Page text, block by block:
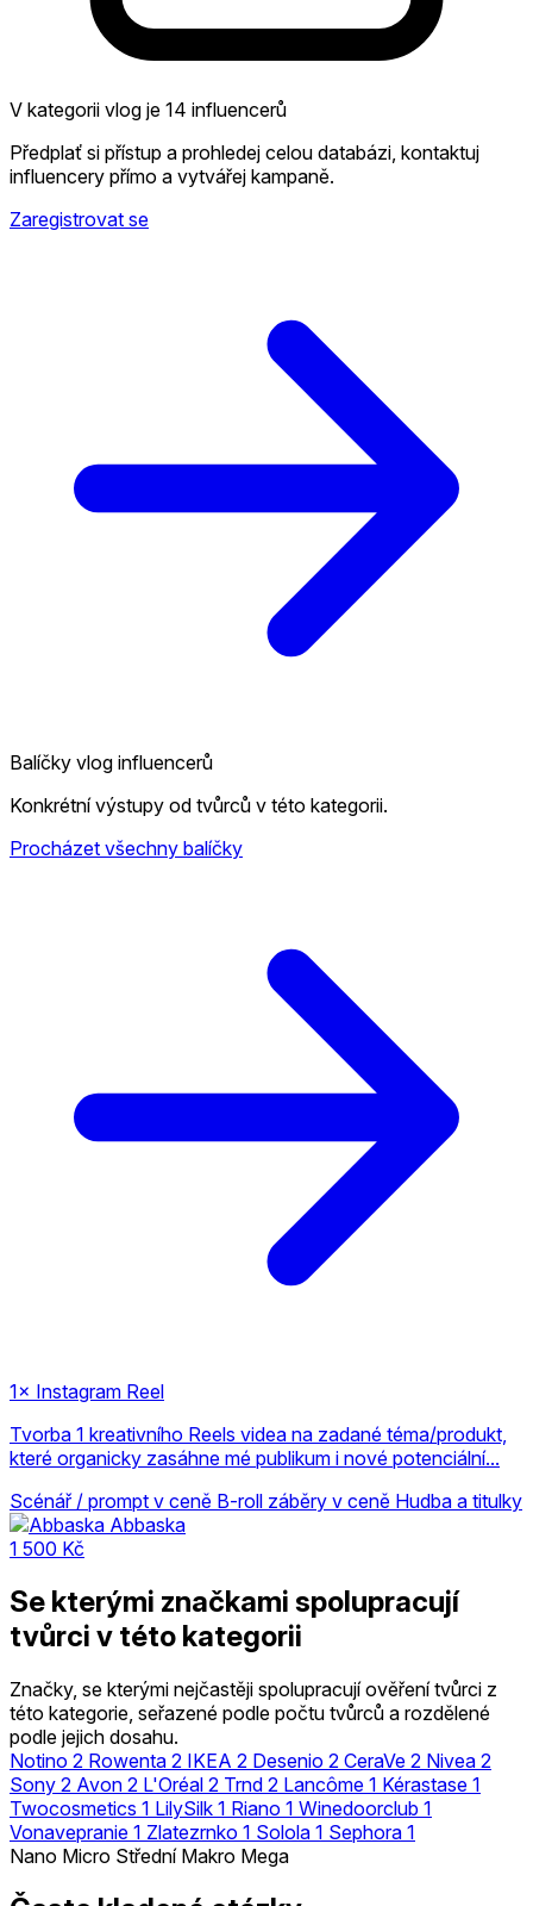
V kategorii vlog je 14 influencerů
Předplať si přístup a prohledej celou databázi, kontaktuj
influencery přímo a vytvářej kampaně.
Zaregistrovat se
Balíčky vlog influencerů
Konkrétní výstupy od tvůrců v této kategorii.
Procházet všechny balíčky
1× Instagram Reel
Tvorba 1 kreativního Reels videa na zadané téma/produkt,
které organicky zasáhne mé publikum i nové potenciální...
Scénář / prompt v ceně B-roll záběry v ceně Hudba a titulky
Abbaska
1 500 Kč
Se kterými značkami spolupracují
tvůrci v této kategorii
Značky, se kterými nejčastěji spolupracují ověření tvůrci z
této kategorie, seřazené podle počtu tvůrců a rozdělené
podle jejich dosahu.
Notino 2 Rowenta 2 IKEA 2 Desenio 2 CeraVe 2 Nivea 2
Sony 2 Avon 2 L'Oréal 2 Trnd 2 Lancôme 1 Kérastase 1
Twocosmetics 1 LilySilk 1 Riano 1 Winedoorclub 1
Vonavepranie 1 Zlatezrnko 1 Solola 1 Sephora 1
Nano Micro Střední Makro Mega